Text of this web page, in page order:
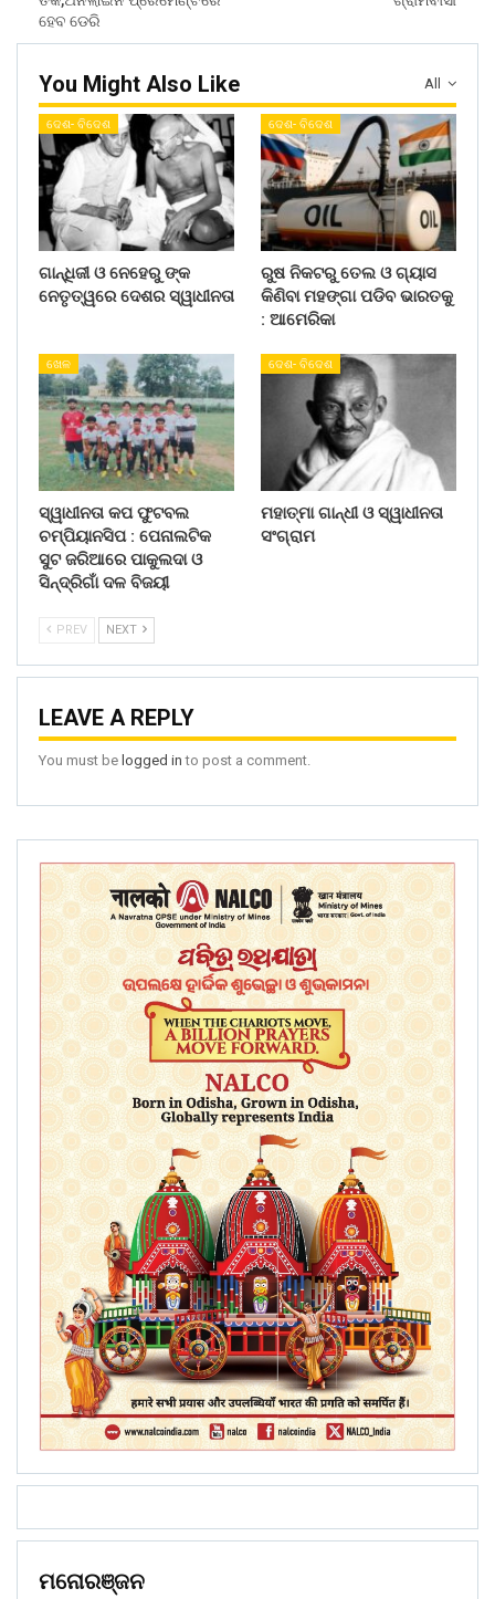
ହେବ ଡେରି
All
You Might Also Like
ଦେଶ- ବିଦେଶ
ଗାନ୍ଧିଜୀ ଓ ନେହେରୁ ଙ୍କ
ନେତୃତ୍ୱରେ ଦେଶର ସ୍ୱାଧୀନତା
ଦେଶ- ବିଦେଶ
ରୁଷ ନିକଟରୁ ତେଲ ଓ ଗ୍ୟାସ
କିଣିବା ମହଙ୍ଗା ପଡିବ ଭାରତକୁ
: ଆମେରିକା
ଖେଳ
ସ୍ୱାଧୀନତା କପ ଫୁଟବଲ
ଚମ୍ପିୟାନସିପ : ପେନାଲଟିକ
ସୁଟ ଜରିଆରେ ପାକୁଲଦା ଓ
ସିନ୍ଦ୍ରିଗାଁ ଦଳ ବିଜୟୀ
ଦେଶ- ବିଦେଶ
ମହାତ୍ମା ଗାନ୍ଧୀ ଓ ସ୍ୱାଧୀନତା
ସଂଗ୍ରାମ
PREV NEXT
LEAVE A REPLY
You must be logged in to post a comment.
ମନୋରଞ୍ଜନ